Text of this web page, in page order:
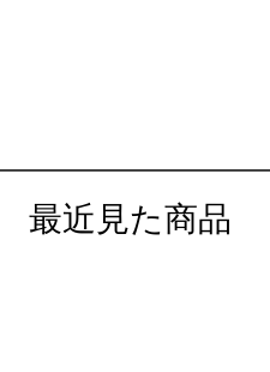
最近見た商品